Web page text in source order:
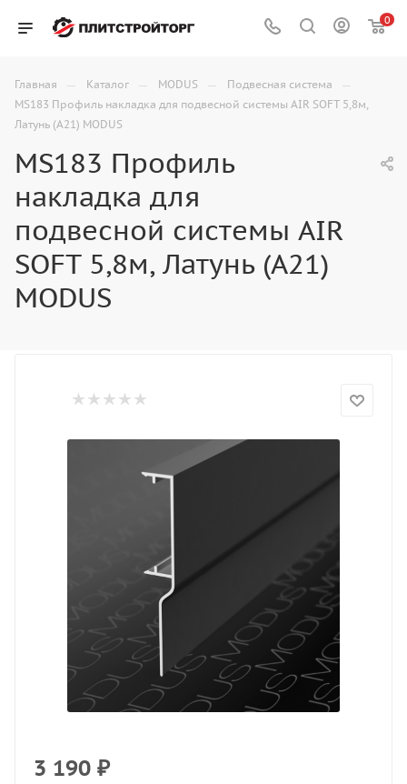
0
Главная — Каталог — MODUS — Подвесная система —
MS183 Профиль накладка для подвесной системы AIR SOFT 5,8м,
Латунь (А21) MODUS
MS183 Профиль
накладка для
подвесной системы AIR
SOFT 5,8м, Латунь (А21)
MODUS
3 190 ₽